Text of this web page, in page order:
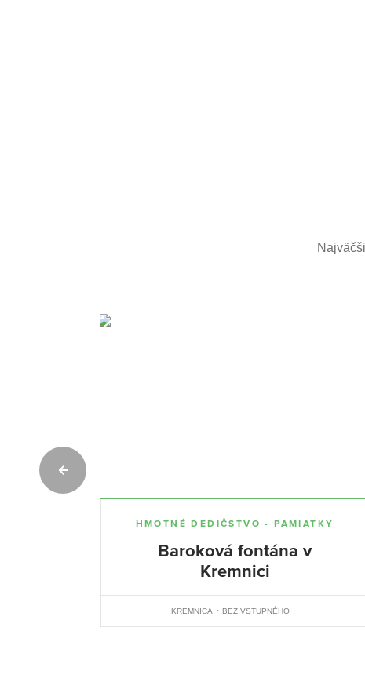
HMOTNÉ DEDIČSTVO - PAMIATKY
Baroková fontána v
Kremnici
KREMNICA BEZ VSTUPNÉHO